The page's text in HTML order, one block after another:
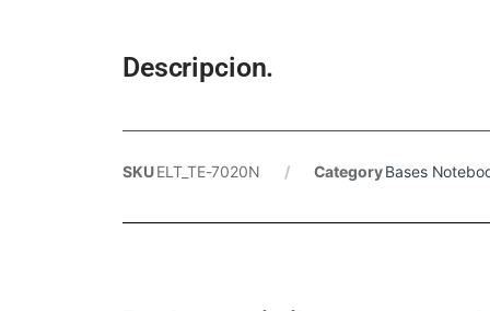
Descripcion.
SKUELT_TE-7020N Category Bases